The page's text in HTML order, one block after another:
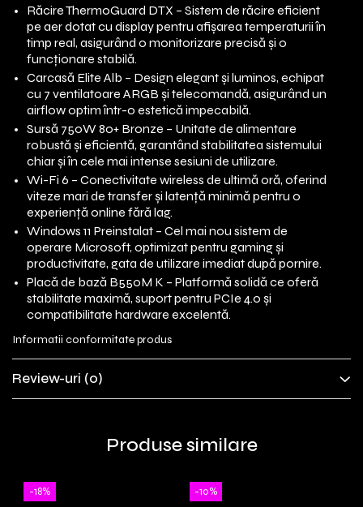
Răcire ThermoGuard DTX – Sistem de răcire eficient
pe aer dotat cu display pentru afișarea temperaturii în
timp real, asigurând o monitorizare precisă și o
funcționare stabilă.
Carcasă Elite Alb – Design elegant și luminos, echipat
cu 7 ventilatoare ARGB și telecomandă, asigurând un
airflow optim într-o estetică impecabilă.
Sursă 750W 80+ Bronze – Unitate de alimentare
robustă și eficientă, garantând stabilitatea sistemului
chiar și în cele mai intense sesiuni de utilizare.
Wi-Fi 6 – Conectivitate wireless de ultimă oră, oferind
viteze mari de transfer și latență minimă pentru o
experiență online fără lag.
Windows 11 Preinstalat – Cel mai nou sistem de
operare Microsoft, optimizat pentru gaming și
productivitate, gata de utilizare imediat după pornire.
Placă de bază B550M K – Platformă solidă ce oferă
stabilitate maximă, suport pentru PCIe 4.0 și
compatibilitate hardware excelentă.
Informatii conformitate produs
Review-uri (0)
Produse similare
-18%
-10%